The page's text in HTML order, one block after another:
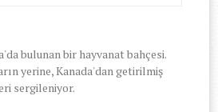
bulunan bir hayvanat bahçesi.
yerine, Kanada'dan getirilmiş
sergileniyor.